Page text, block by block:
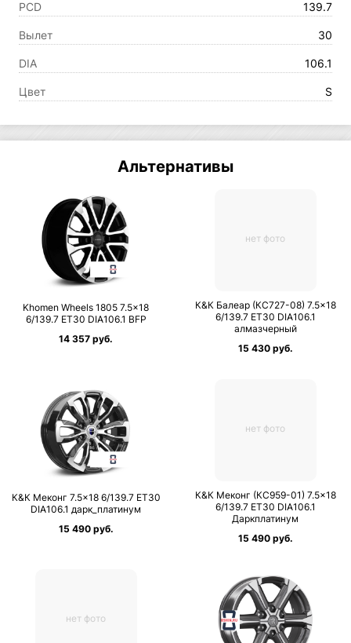
PCD 139.7
Вылет 30
DIA 106.1
Цвет S
Альтернативы
Khomen Wheels 1805 7.5×18
6/139.7 ET30 DIA106.1 BFP
14 357 руб.
нет фото
К&К Балеар (КС727-08) 7.5×18
6/139.7 ET30 DIA106.1
алмазчерный
15 430 руб.
К&К Меконг 7.5×18 6/139.7 ET30
DIA106.1 дарк_платинум
15 490 руб.
нет фото
К&К Меконг (КС959-01) 7.5×18
6/139.7 ET30 DIA106.1
Даркплатинум
15 490 руб.
нет фото